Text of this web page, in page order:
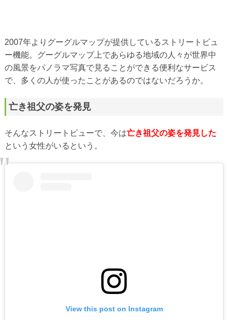
2007年よりグーグルマップが提供しているストリートビュ
ー機能。グーグルマップ上であらゆる地域の人々が世界中
の風景をパノラマ写真で見ることができる便利なサービス
で、多くの人が使ったことがあるのではないだろうか。
亡き祖父の姿を発見
そんなストリートビューで、今は亡き祖父の姿を発見した
という女性がいるという。
View this post on Instagram